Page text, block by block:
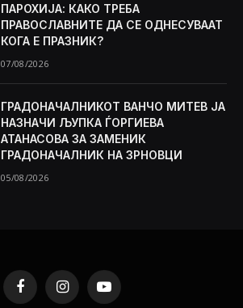
ПАРОХИЈА: КАКО ТРЕБА
ПРАВОСЛАВНИТЕ ДА СЕ ОДНЕСУВААТ
КОГА Е ПРАЗНИК?
07/08/2026
ГРАДОНАЧАЛНИКОТ ВАНЧО МИТЕВ ЈА
НАЗНАЧИ ЉУПКА ЃОРГИЕВА
АТАНАСОВА ЗА ЗАМЕНИК
ГРАДОНАЧАЛНИК НА ЗРНОВЦИ
05/08/2026
FacebookInstagramYouTube